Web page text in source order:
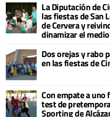
La Diputación de
las fiestas de San
de Cervera y
dinamizar el
Dos orejas y rabo
en las fiestas de
Con empate a
test de
Sporting de